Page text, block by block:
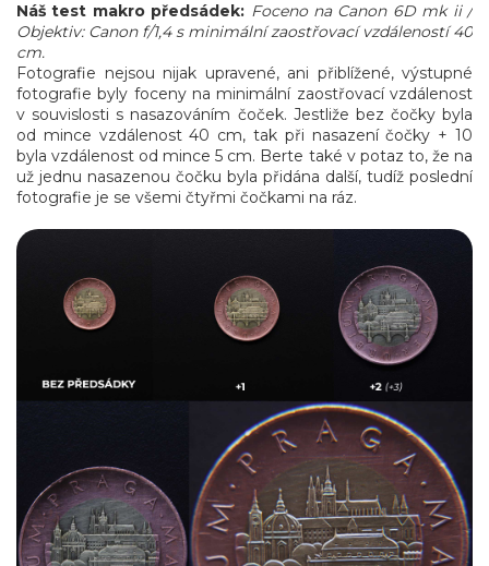
Náš test makro předsádek: Foceno na Canon 6D mk ii /
Objektiv: Canon f/1,4 s minimální zaostřovací vzdáleností 40
cm.
Fotografie nejsou nijak upravené, ani přiblížené, výstupné
fotografie byly foceny na minimální zaostřovací vzdálenost
v souvislosti s nasazováním čoček. Jestliže bez čočky byla
od mince vzdálenost 40 cm, tak při nasazení čočky + 10
byla vzdálenost od mince 5 cm. Berte také v potaz to, že na
už jednu nasazenou čočku byla přidána další, tudíž poslední
fotografie je se všemi čtyřmi čočkami na ráz.